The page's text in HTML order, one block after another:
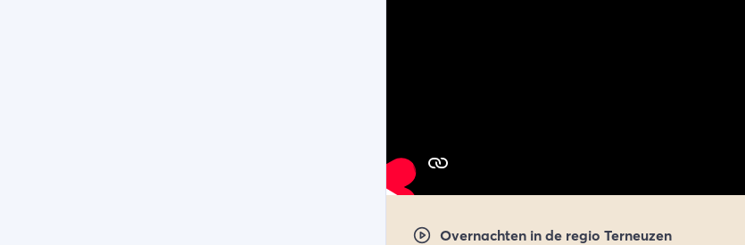
Overnachten in de regio Terneuzen